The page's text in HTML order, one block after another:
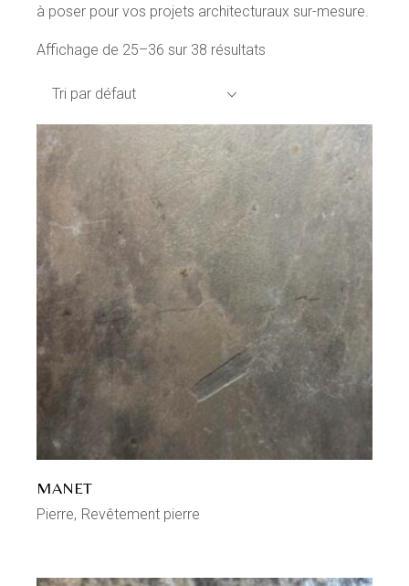
à poser pour vos projets architecturaux sur-mesure.
Affichage de 25–36 sur 38 résultats
Tri par défaut
MANET
Pierre Revêtement pierre